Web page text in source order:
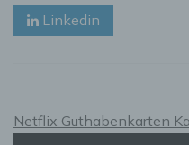
Linkedin
Netflix Guthabenkarten